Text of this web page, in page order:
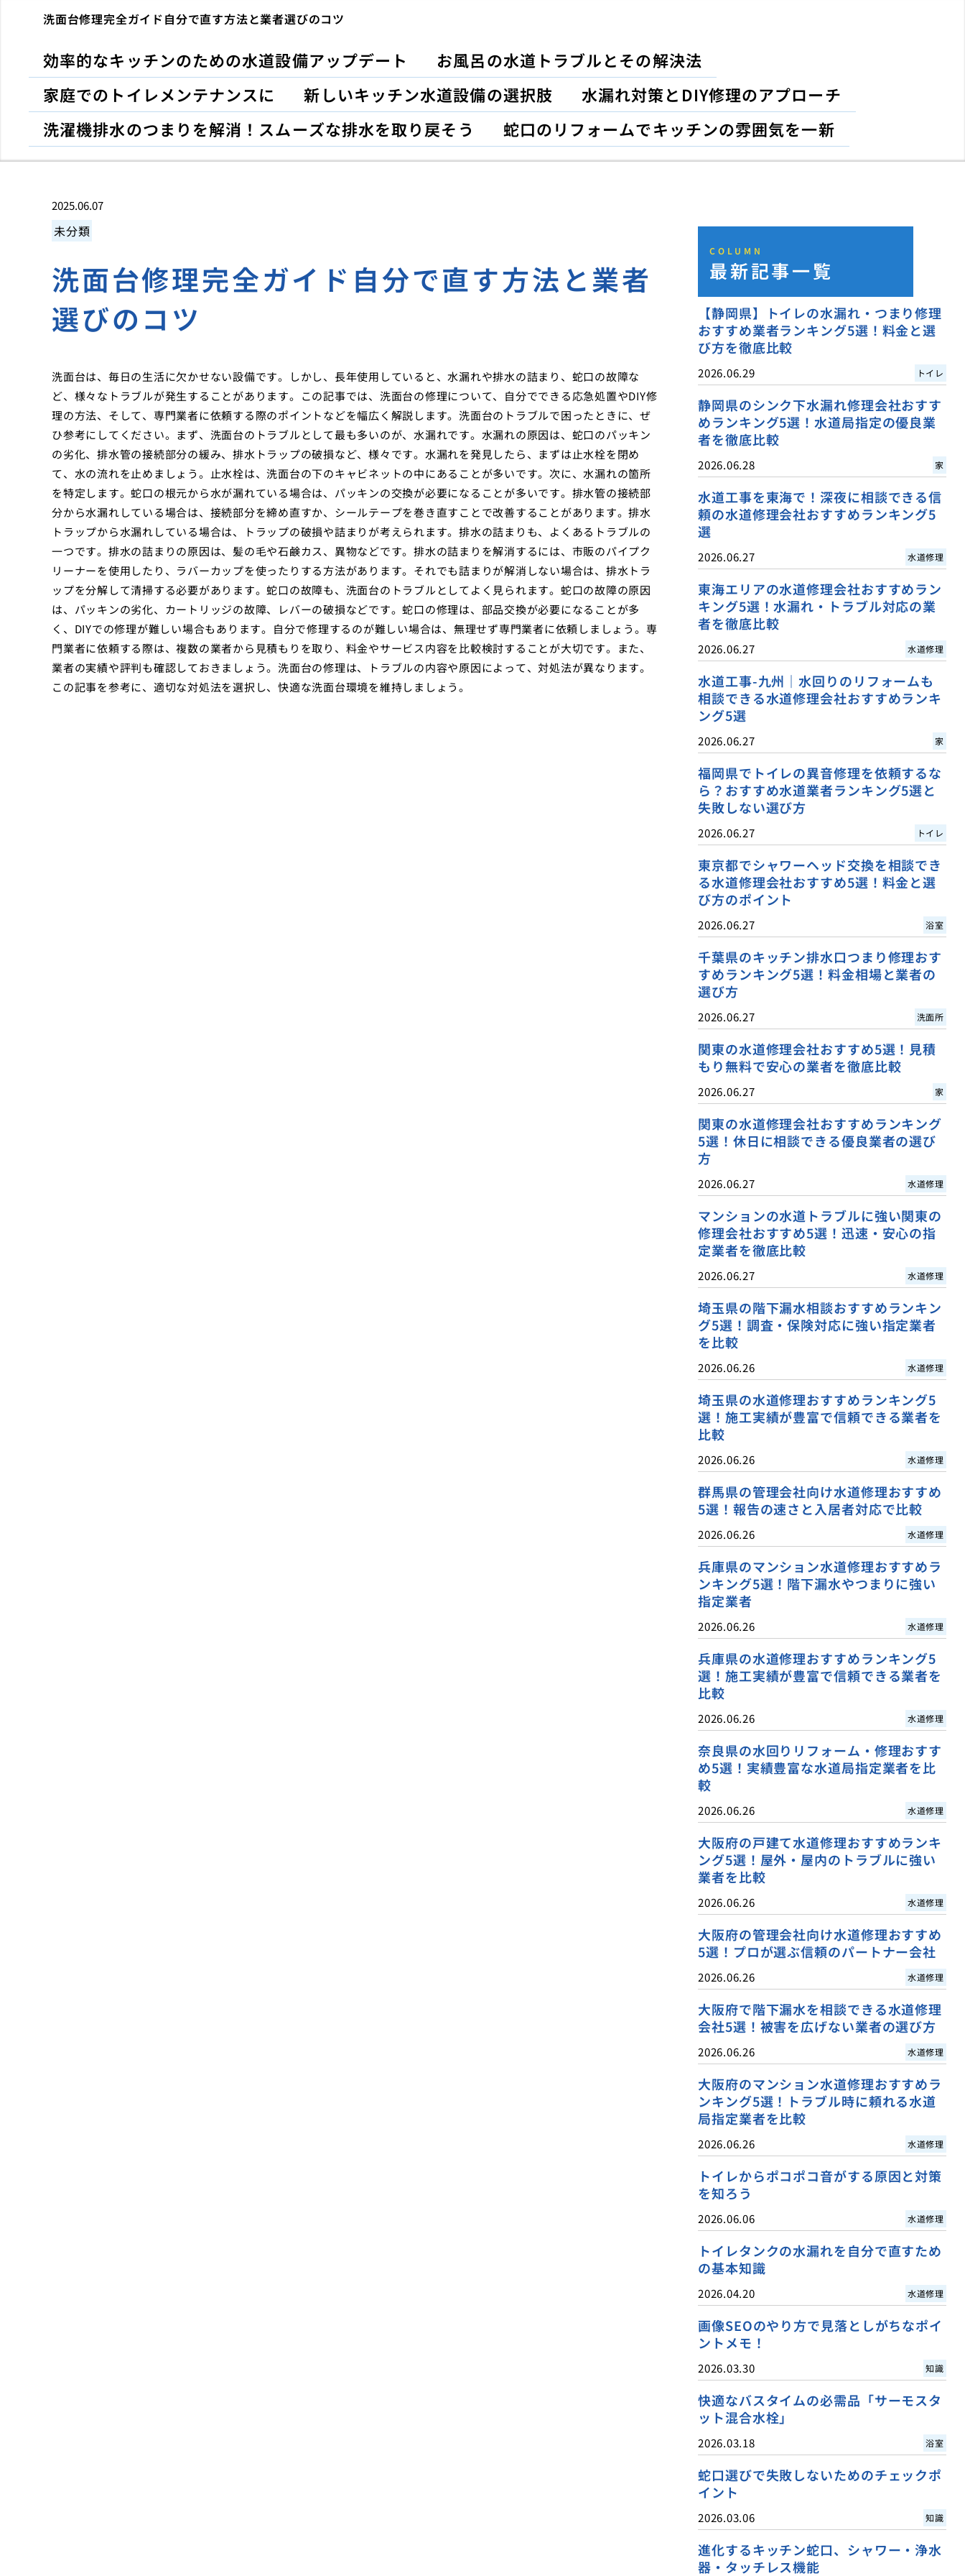
洗面台修理完全ガイド自分で直す方法と業者選びのコツ
効率的なキッチンのための水道設備アップデート
お風呂の水道トラブルとその解決法
家庭でのトイレメンテナンスに
新しいキッチン水道設備の選択肢
水漏れ対策とDIY修理のアプローチ
洗濯機排水のつまりを解消！スムーズな排水を取り戻そう
蛇口のリフォームでキッチンの雰囲気を一新
2025.06.07
未分類
洗面台修理完全ガイド自分で直す方法と業者
選びのコツ
洗面台は、毎日の生活に欠かせない設備です。しかし、長年使用していると、水漏れや排水の詰まり、蛇口の故障な
ど、様々なトラブルが発生することがあります。この記事では、洗面台の修理について、自分でできる応急処置やDIY修
理の方法、そして、専門業者に依頼する際のポイントなどを幅広く解説します。洗面台のトラブルで困ったときに、ぜ
ひ参考にしてください。まず、洗面台のトラブルとして最も多いのが、水漏れです。水漏れの原因は、蛇口のパッキン
の劣化、排水管の接続部分の緩み、排水トラップの破損など、様々です。水漏れを発見したら、まずは止水栓を閉め
て、水の流れを止めましょう。止水栓は、洗面台の下のキャビネットの中にあることが多いです。次に、水漏れの箇所
を特定します。蛇口の根元から水が漏れている場合は、パッキンの交換が必要になることが多いです。排水管の接続部
分から水漏れしている場合は、接続部分を締め直すか、シールテープを巻き直すことで改善することがあります。排水
トラップから水漏れしている場合は、トラップの破損や詰まりが考えられます。排水の詰まりも、よくあるトラブルの
一つです。排水の詰まりの原因は、髪の毛や石鹸カス、異物などです。排水の詰まりを解消するには、市販のパイプク
リーナーを使用したり、ラバーカップを使ったりする方法があります。それでも詰まりが解消しない場合は、排水トラ
ップを分解して清掃する必要があります。蛇口の故障も、洗面台のトラブルとしてよく見られます。蛇口の故障の原因
は、パッキンの劣化、カートリッジの故障、レバーの破損などです。蛇口の修理は、部品交換が必要になることが多
く、DIYでの修理が難しい場合もあります。自分で修理するのが難しい場合は、無理せず専門業者に依頼しましょう。専
門業者に依頼する際は、複数の業者から見積もりを取り、料金やサービス内容を比較検討することが大切です。また、
業者の実績や評判も確認しておきましょう。洗面台の修理は、トラブルの内容や原因によって、対処法が異なります。
この記事を参考に、適切な対処法を選択し、快適な洗面台環境を維持しましょう。
COLUMN
最新記事一覧
【静岡県】トイレの水漏れ・つまり修理
おすすめ業者ランキング5選！料金と選
び方を徹底比較
2026.06.29 トイレ
静岡県のシンク下水漏れ修理会社おすす
めランキング5選！水道局指定の優良業
者を徹底比較
2026.06.28 家
水道工事を東海で！深夜に相談できる信
頼の水道修理会社おすすめランキング5
選
2026.06.27 水道修理
東海エリアの水道修理会社おすすめラン
キング5選！水漏れ・トラブル対応の業
者を徹底比較
2026.06.27 水道修理
水道工事-九州｜水回りのリフォームも
相談できる水道修理会社おすすめランキ
ング5選
2026.06.27 家
福岡県でトイレの異音修理を依頼するな
ら？おすすめ水道業者ランキング5選と
失敗しない選び方
2026.06.27 トイレ
東京都でシャワーヘッド交換を相談でき
る水道修理会社おすすめ5選！料金と選
び方のポイント
2026.06.27 浴室
千葉県のキッチン排水口つまり修理おす
すめランキング5選！料金相場と業者の
選び方
2026.06.27 洗面所
関東の水道修理会社おすすめ5選！見積
もり無料で安心の業者を徹底比較
2026.06.27 家
関東の水道修理会社おすすめランキング
5選！休日に相談できる優良業者の選び
方
2026.06.27 水道修理
マンションの水道トラブルに強い関東の
修理会社おすすめ5選！迅速・安心の指
定業者を徹底比較
2026.06.27 水道修理
埼玉県の階下漏水相談おすすめランキン
グ5選！調査・保険対応に強い指定業者
を比較
2026.06.26 水道修理
埼玉県の水道修理おすすめランキング5
選！施工実績が豊富で信頼できる業者を
比較
2026.06.26 水道修理
群馬県の管理会社向け水道修理おすすめ
5選！報告の速さと入居者対応で比較
2026.06.26 水道修理
兵庫県のマンション水道修理おすすめラ
ンキング5選！階下漏水やつまりに強い
指定業者
2026.06.26 水道修理
兵庫県の水道修理おすすめランキング5
選！施工実績が豊富で信頼できる業者を
比較
2026.06.26 水道修理
奈良県の水回りリフォーム・修理おすす
め5選！実績豊富な水道局指定業者を比
較
2026.06.26 水道修理
大阪府の戸建て水道修理おすすめランキ
ング5選！屋外・屋内のトラブルに強い
業者を比較
2026.06.26 水道修理
大阪府の管理会社向け水道修理おすすめ
5選！プロが選ぶ信頼のパートナー会社
2026.06.26 水道修理
大阪府で階下漏水を相談できる水道修理
会社5選！被害を広げない業者の選び方
2026.06.26 水道修理
大阪府のマンション水道修理おすすめラ
ンキング5選！トラブル時に頼れる水道
局指定業者を比較
2026.06.26 水道修理
トイレからポコポコ音がする原因と対策
を知ろう
2026.06.06 水道修理
トイレタンクの水漏れを自分で直すため
の基本知識
2026.04.20 水道修理
画像SEOのやり方で見落としがちなポイ
ントメモ！
2026.03.30 知識
快適なバスタイムの必需品「サーモスタ
ット混合水栓」
2026.03.18 浴室
蛇口選びで失敗しないためのチェックポ
イント
2026.03.06 知識
進化するキッチン蛇口、シャワー・浄水
器・タッチレス機能